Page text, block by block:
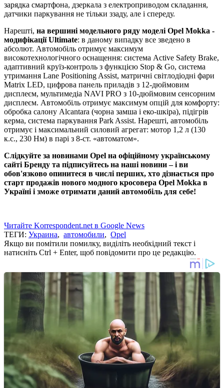
зарядка смартфона, дзеркала з електроприводом складання,
датчики паркування не тільки ззаду, але і спереду.
Нарешті, на вершині модельного ряду моделі Opel Mokka -
модифікації Ultimate: в даному випадку все зведено в
абсолют. Автомобіль отримує максимум
високотехнологічного оснащення: система Active Safety Brake,
адаптивний круїз-контроль з функцією Stop & Go, система
утримання Lane Positioning Assist, матричні світлодіодні фари
Matrix LED, цифрова панель приладів з 12-дюймовим
дисплеєм, мультимедіа NAVI PRO з 10-дюймовим сенсорним
дисплеєм. Автомобіль отримує максимум опцій для комфорту:
обробка салону Alcantara (чорна замша і еко-шкіра), підігрів
керма, система паркування Park Assist. Нарешті, автомобіль
отримує і максимальний силовий агрегат: мотор 1,2 л (130
к.с., 230 Нм) в парі з 8-ст. «автоматом».
Слідкуйте за новинами Opel на офіційному українському
сайті Бренду та підписуйтесь на наші новини – і ви
обов'язково опинитеся в числі перших, хто дізнається про
старт продажів нового модного кросовера Opel Mokka в
Україні і зможе отримати даний автомобіль для себе!
Читайте Korrespondent.net в Google News
ТЕГИ: Украина, автомобили, Opel
Якщо ви помітили помилку, виділіть необхідний текст і
натисніть Ctrl + Enter, щоб повідомити про це редакцію.